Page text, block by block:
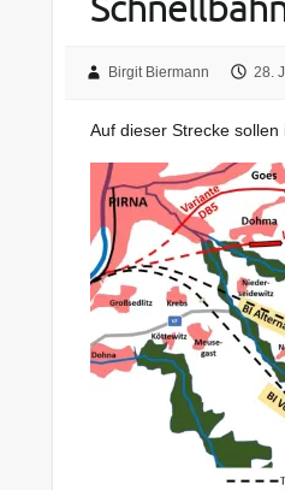
Birgit Biermann 28.
Auf dieser Strecke